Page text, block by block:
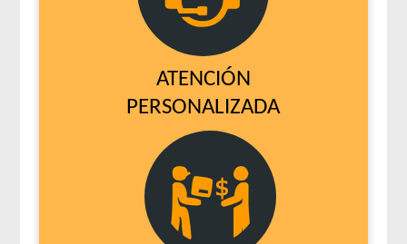
ATENCIÓN
PERSONALIZADA